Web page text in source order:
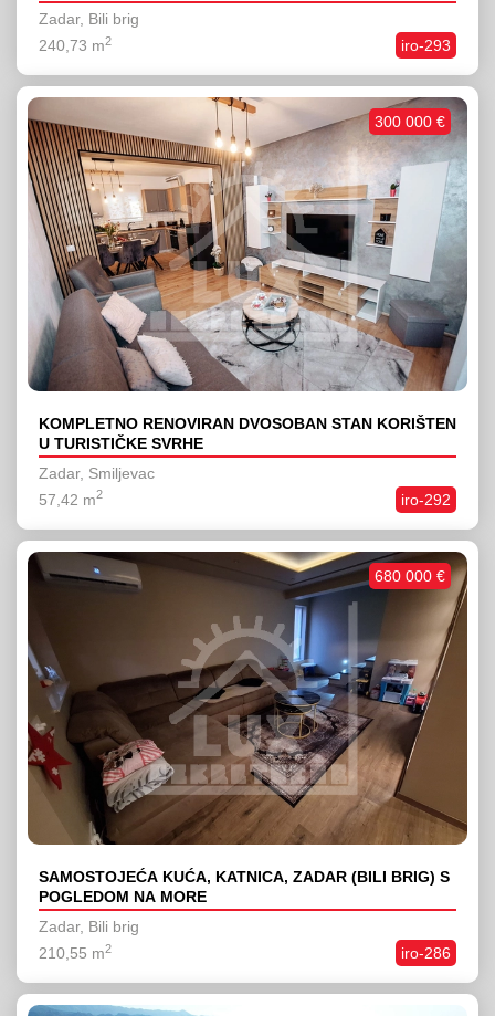
Zadar, Bili brig
iro-293
240,73 m2
KOMPLETNO RENOVIRAN DVOSOBAN STAN KORIŠTEN
U TURISTIČKE SVRHE
Zadar, Smiljevac
iro-292
57,42 m2
300 000 €
SAMOSTOJEĆA KUĆA, KATNICA, ZADAR (BILI BRIG) S
POGLEDOM NA MORE
Zadar, Bili brig
iro-286
210,55 m2
680 000 €